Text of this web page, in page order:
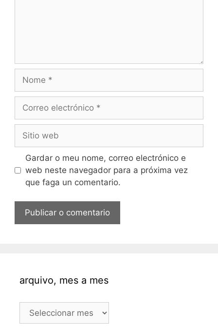
Nome
Correo
Sitio
web
Gardar o meu nome, correo electrónico e
web neste navegador para a próxima vez
que faga un comentario.
arquivo, mes a mes
arquivo,
mes